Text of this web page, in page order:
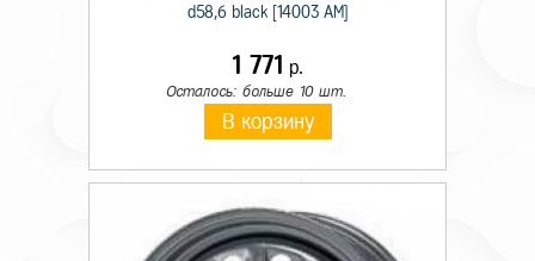
d58,6 black [14003 AM]
1 771 р.
Осталось: больше 10 шт.
В корзину